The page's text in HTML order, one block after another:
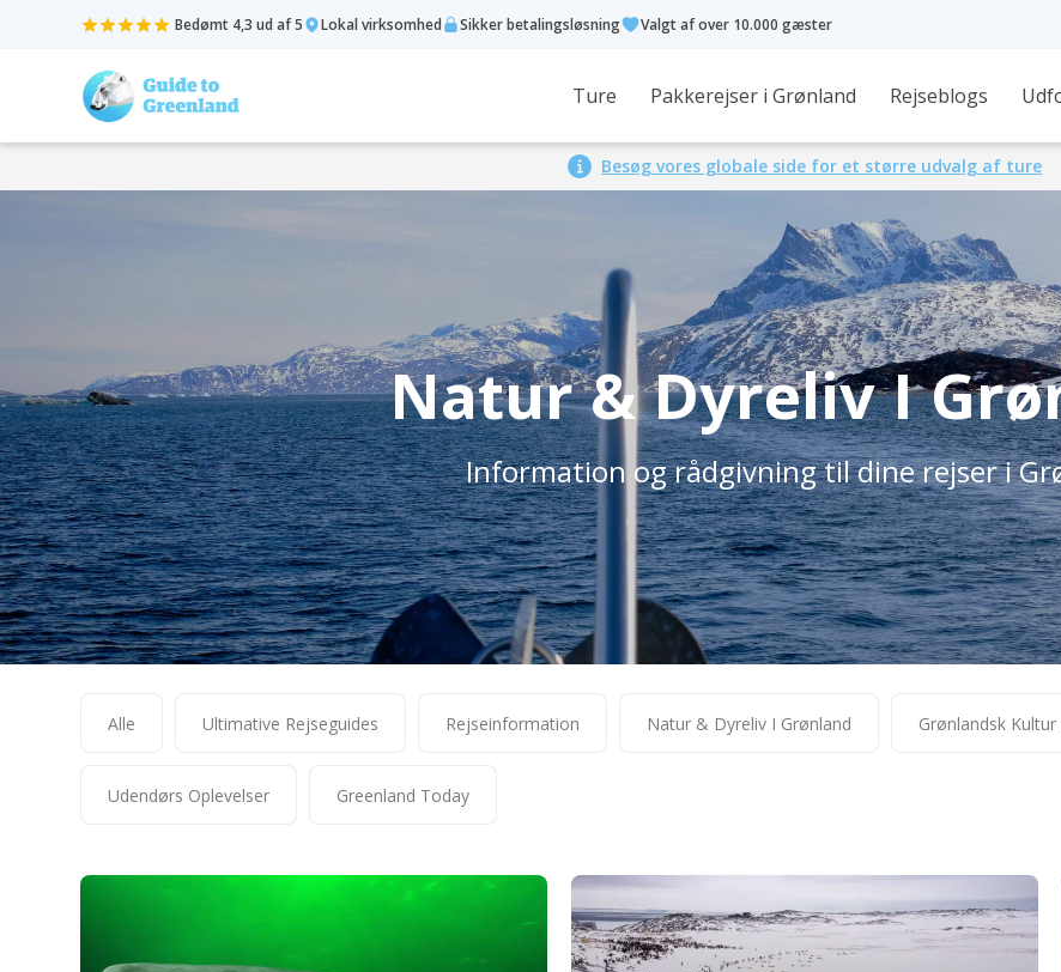
Bedømt 4,3 ud af 5 Lokal virksomhed Sikker betalingsløsning Valgt af over 10.000 gæster
Ture Pakkerejser i Grønland Rejseblogs
Besøg vores globale side for et større udvalg af ture
Natur & Dyreliv I
Information og rådgivning til dine rejser i
Alle Ultimative Rejseguides Rejseinformation Natur & Dyreliv I Grønland Grønlandsk
Udendørs Oplevelser Greenland Today